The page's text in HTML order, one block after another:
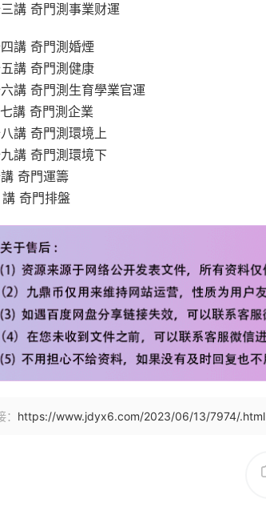
講 奇門測事業财運
講 奇門測婚煙
講 奇門測健康
講 奇門測生育學業官運
講 奇門測企業
講 奇門測環境上
講 奇門測環境下
奇門運籌
奇門排盤
https://www.jdyx6.com/2023/06/13/7974/.html